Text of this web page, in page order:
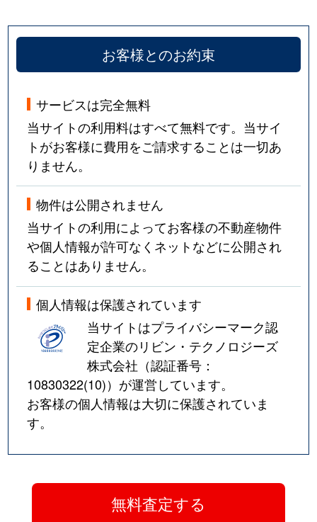
お客様とのお約束
サービスは完全無料
当サイトの利用料はすべて無料です。当サイ
トがお客様に費用をご請求することは一切あ
りません。
物件は公開されません
当サイトの利用によってお客様の不動産物件
や個人情報が許可なくネットなどに公開され
ることはありません。
個人情報は保護されています
当サイトはプライバシーマーク認
定企業のリビン・テクノロジーズ
株式会社（認証番号：
10830322(10)）が運営しています。
お客様の個人情報は大切に保護されていま
す。